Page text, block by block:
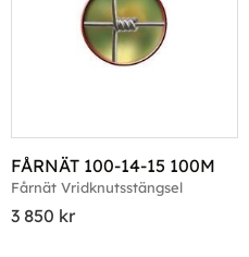
FÅRNÄT 100-14-15 100M
Fårnät Vridknutsstängsel
3 850 kr